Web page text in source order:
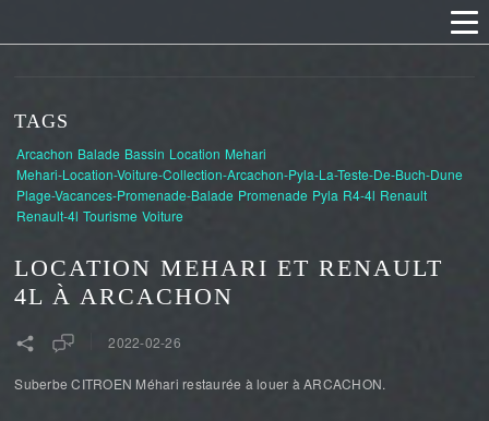
LOCATION MEHARI ET RENAULT
4L À ARCACHON
2022-02-26
Suberbe CITROEN Méhari restaurée à louer à ARCACHON.
TAGS
Arcachon Balade Bassin Location Mehari
Mehari-Location-Voiture-Collection-Arcachon-Pyla-La-Teste-De-Buch-Dune
Plage-Vacances-Promenade-Balade Promenade Pyla R4-4l Renault
Renault-4l Tourisme Voiture